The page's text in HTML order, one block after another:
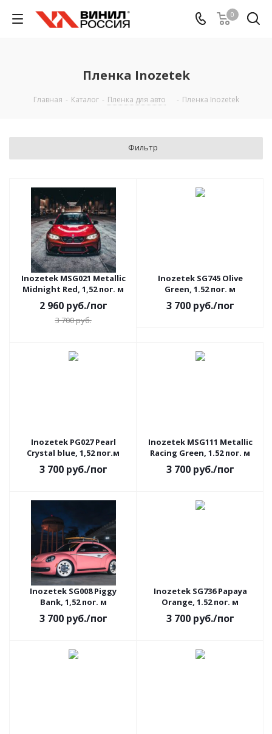
0
Пленка Inozetek
Главная - Каталог - Пленка для авто - Пленка Inozetek
Фильтр
Inozetek MSG021 Metallic
Midnight Red, 1,52 пог. м
2 960руб./пог
3 700руб.
Inozetek SG745 Olive
Green, 1.52 пог. м
3 700руб./пог
Inozetek PG027 Pearl
Crystal blue, 1,52 пог.м
3 700руб./пог
Inozetek MSG111 Metallic
Racing Green, 1.52 пог. м
3 700руб./пог
Inozetek SG008 Piggy
Bank, 1,52 пог. м
3 700руб./пог
Inozetek SG736 Papaya
Orange, 1.52 пог. м
3 700руб./пог